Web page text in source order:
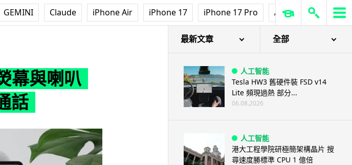
GEMINI Claude iPhone Air iPhone 17 iPhone 17 Pro AirPods Pro 3
幕與喇叭
話
最新文章 全部
人工智能
Tesla HW3 舊硬件裝 FSD v14
Lite 頻現過熱 部分...
06.08.2026
人工智能
港大工程學院研極簡架構晶片 搜
尋速度勝標準 CPU 1 億倍